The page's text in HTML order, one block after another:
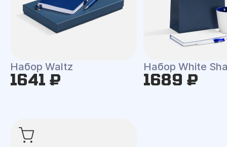
Набор Waltz
1641 ₽
Набор White
1689 ₽